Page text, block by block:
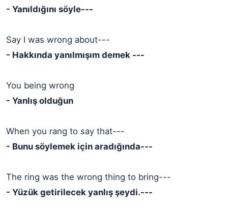
- Yanıldığını söyle---
Say I was wrong about---
- Hakkında yanılmışım demek ---
You being wrong
- Yanlış olduğun
When you rang to say that---
- Bunu söylemek için aradığında---
The ring was the wrong thing to bring---
- Yüzük getirilecek yanlış şeydi.---